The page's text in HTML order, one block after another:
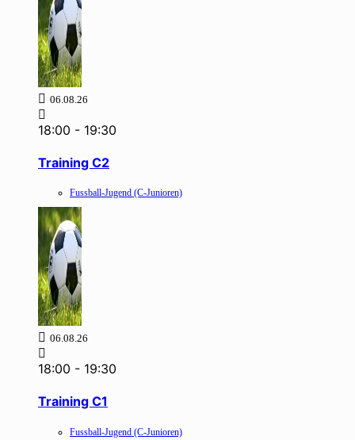
06.08.26
18:00 - 19:30
Training C2
Fussball-Jugend (C-Junioren)
06.08.26
18:00 - 19:30
Training C1
Fussball-Jugend (C-Junioren)